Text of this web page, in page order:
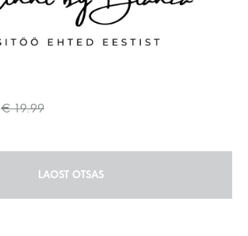
€19.99
LAOST OTSAS